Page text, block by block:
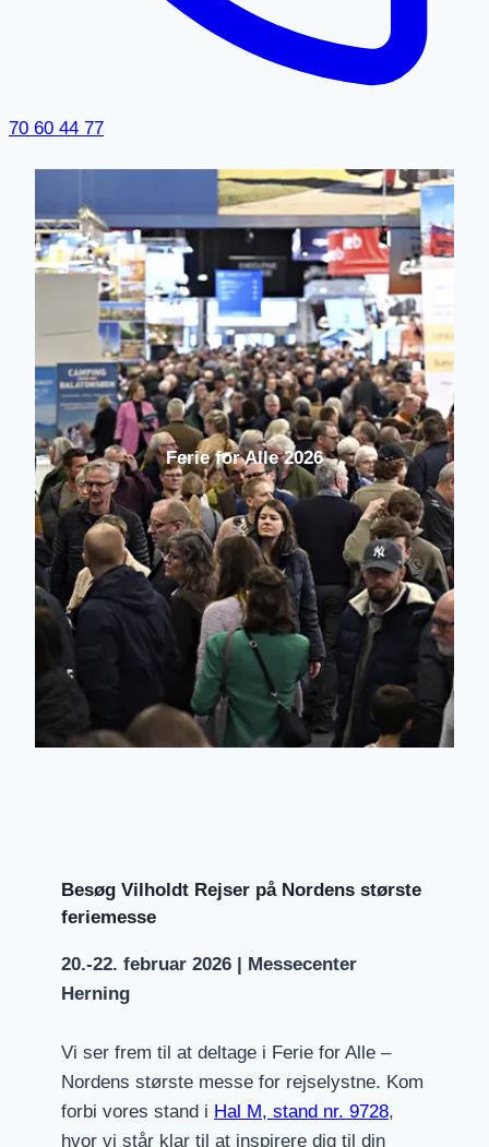
70 60 44 77
Ferie for Alle 2026
Besøg Vilholdt Rejser på Nordens største
feriemesse
20.-22. februar 2026 | Messecenter
Herning
Vi ser frem til at deltage i Ferie for Alle –
Nordens største messe for rejselystne. Kom
forbi vores stand i Hal M, stand nr. 9728,
hvor vi står klar til at inspirere dig til din